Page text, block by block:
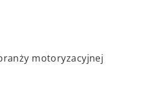
motoryzacyjnej